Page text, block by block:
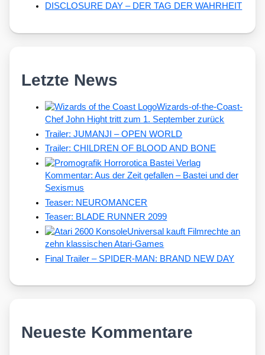
DISCLOSURE DAY – DER TAG DER WAHRHEIT
Letzte News
Wizards-of-the-Coast-
Chef John Hight tritt zum 1. September zurück
Trailer: JUMANJI – OPEN WORLD
Trailer: CHILDREN OF BLOOD AND BONE
Kommentar: Aus der Zeit gefallen – Bastei und der
Sexismus
Teaser: NEUROMANCER
Teaser: BLADE RUNNER 2099
Universal kauft Filmrechte an
zehn klassischen Atari-Games
Final Trailer – SPIDER-MAN: BRAND NEW DAY
Neueste Kommentare